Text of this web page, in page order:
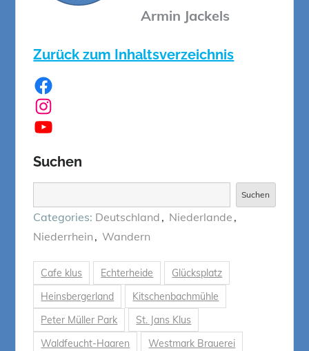
Armin Jackels
Zurück zum Inhaltsverzeichnis
Facebook
Instagram
YouTube
Suchen
Suchen
Categories: Deutschland
Niederlande
Niederrhein
Wandern
Cafe klus Echterheide
Glücksplatz
Heinsbergerland
Kitschenbachmühle
Peter Müller Park
St. Jans Klus
Waldfeucht-Haaren
Westmark Brauerei